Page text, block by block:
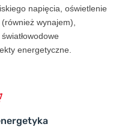
napięcia, oświetlenie
wynajem),
energetyczne.